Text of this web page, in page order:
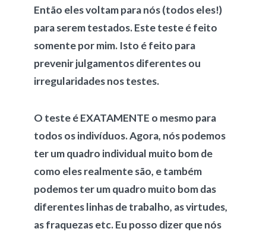
Então eles voltam para nós (todos eles!)
para serem testados. Este teste é feito
somente por mim. Isto é feito para
prevenir julgamentos diferentes ou
irregularidades nos testes.
O teste é EXATAMENTE o mesmo para
todos os indivíduos. Agora, nós podemos
ter um quadro individual muito bom de
como eles realmente são, e também
podemos ter um quadro muito bom das
diferentes linhas de trabalho, as virtudes,
as fraquezas etc. Eu posso dizer que nós